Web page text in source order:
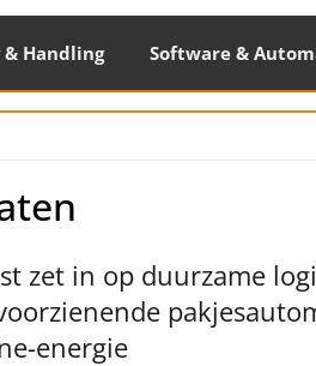
Handling Software &
zet in op duurzame
energie